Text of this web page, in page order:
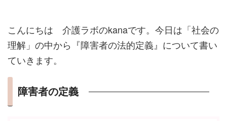
こんにちは 介護ラボのkanaです。今日は「社会の
理解」の中から『障害者の法的定義』について書い
ていきます。
障害者の定義